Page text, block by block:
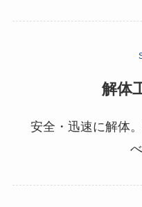
解体
安全・迅速に解体